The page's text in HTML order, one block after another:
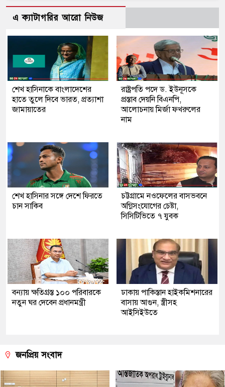
এ ক্যাটাগরির আরো নিউজ
শেখ হাসিনাকে বাংলাদেশের
হাতে তুলে দিবে ভারত, প্রত্যাশা
জামায়াতের
রাষ্ট্রপতি পদে ড. ইউনূসকে
প্রস্তাব দেয়নি বিএনপি,
আলোচনায় মির্জা ফখরুলের
নাম
শেখ হাসিনার সঙ্গে দেশে ফিরতে
চান সাকিব
চট্টগ্রামে নওফেলের বাসভবনে
অগ্নিসংযোগের চেষ্টা,
সিসিটিভিতে ৭ যুবক
বন্যায় ক্ষতিগ্রস্ত ১০০ পরিবারকে
নতুন ঘর দেবেন প্রধানমন্ত্রী
ঢাকায় পাকিস্তান হাইকমিশনারের
বাসায় আগুন, স্ত্রীসহ
আইসিইউতে
জনপ্রিয় সংবাদ